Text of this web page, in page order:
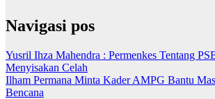
Navigasi pos
Yusril Ihza Mahendra : Permenkes Tentang
Menyisakan Celah
Ilham Permana Minta Kader AMPG Bantu
Bencana